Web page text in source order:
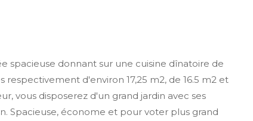
spacieuse donnant sur une cuisine dînatoire de
d'environ 17,25 m2, de 16.5 m2 et
vous disposerez d'un grand jardin avec ses
Spacieuse, économe et pour voter plus grand